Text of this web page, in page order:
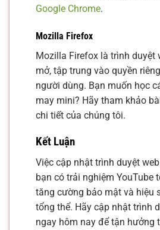
Google Chrome.
Mozilla Firefox
Mozilla Firefox là trình duyệt
mở, tập trung vào quyền
người dùng. Bạn muốn học
may mini? Hãy tham khảo
chi tiết của chúng tôi.
Kết Luận
Việc cập nhật trình duyệt
bạn có trải nghiệm YouTube
tăng cường bảo mật và hiệu
tổng thể. Hãy cập nhật trình
ngay hôm nay để tận hưởng